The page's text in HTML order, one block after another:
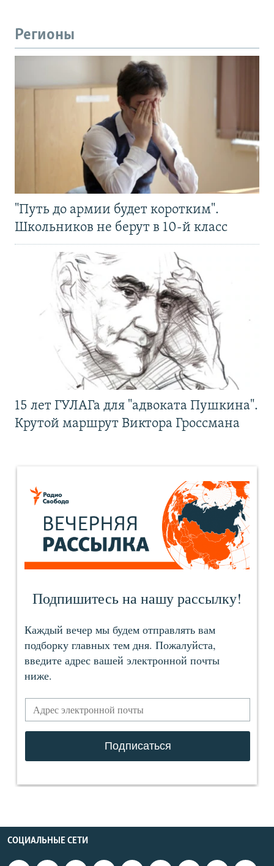
Регионы
"Путь до армии будет коротким".
Школьников не берут в 10-й класс
15 лет ГУЛАГа для "адвоката Пушкина".
Крутой маршрут Виктора Гроссмана
СОЦИАЛЬНЫЕ СЕТИ